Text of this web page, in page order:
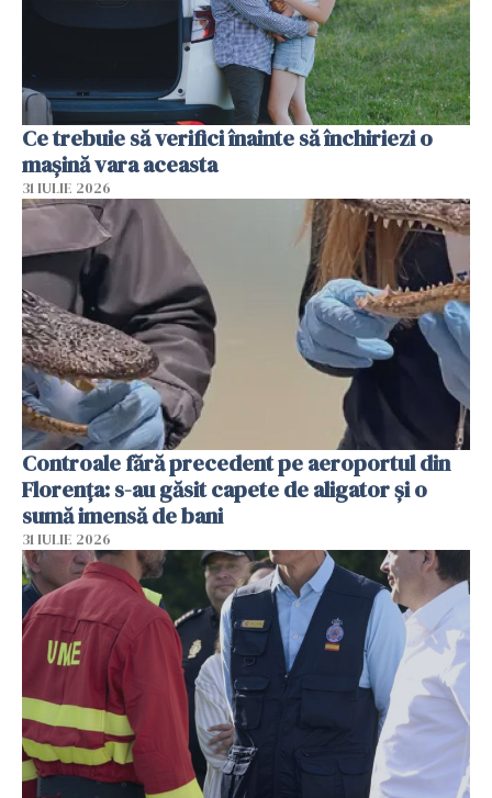
Ce trebuie să verifici înainte să închiriezi o
mașină vara aceasta
31 IULIE 2026
Controale fără precedent pe aeroportul din
Florența: s-au găsit capete de aligator și o
sumă imensă de bani
31 IULIE 2026